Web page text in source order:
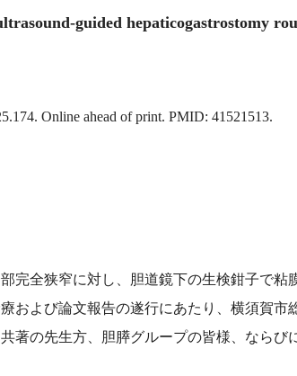
guided hepaticogastrostomy
Online ahead of print. PMID: 41521513.
完全狭窄に対し、胆道鏡下の生検鉗子で粘
および論文報告の遂行にあたり、横須賀市
著の先生方、胆膵グループの皆様、ならび